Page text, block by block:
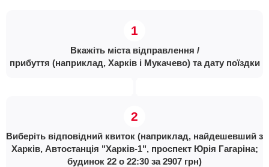
Вкажіть міста відправлення /
прибуття (наприклад, Харків і Мукачево) та дату поїздки
Виберіть відповідний квиток (наприклад, найдешевший з
Харків, Автостанція "Харків-1", проспект Юрія Гагаріна;
будинок 22 о 22:30 за 2907 грн)